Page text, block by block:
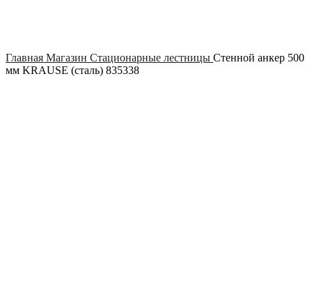
Главная Магазин Стационарные лестницы Стенной анкер 500
мм KRAUSE (сталь) 835338